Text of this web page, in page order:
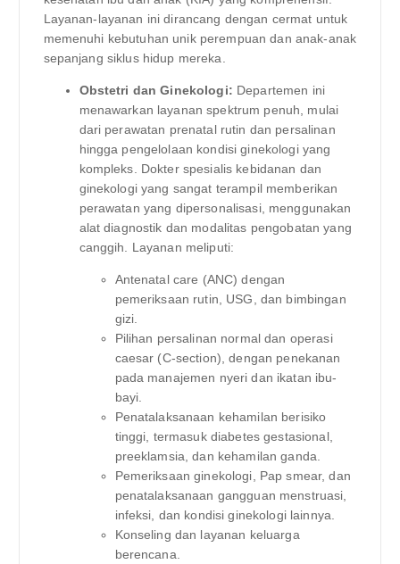
Layanan-layanan ini dirancang dengan cermat untuk
memenuhi kebutuhan unik perempuan dan anak-anak
sepanjang siklus hidup mereka.
Obstetri dan Ginekologi: Departemen ini
menawarkan layanan spektrum penuh, mulai
dari perawatan prenatal rutin dan persalinan
hingga pengelolaan kondisi ginekologi yang
kompleks. Dokter spesialis kebidanan dan
ginekologi yang sangat terampil memberikan
perawatan yang dipersonalisasi, menggunakan
alat diagnostik dan modalitas pengobatan yang
canggih. Layanan meliputi:
Antenatal care (ANC) dengan
pemeriksaan rutin, USG, dan bimbingan
gizi.
Pilihan persalinan normal dan operasi
caesar (C-section), dengan penekanan
pada manajemen nyeri dan ikatan ibu-
bayi.
Penatalaksanaan kehamilan berisiko
tinggi, termasuk diabetes gestasional,
preeklamsia, dan kehamilan ganda.
Pemeriksaan ginekologi, Pap smear, dan
penatalaksanaan gangguan menstruasi,
infeksi, dan kondisi ginekologi lainnya.
Konseling dan layanan keluarga
berencana.